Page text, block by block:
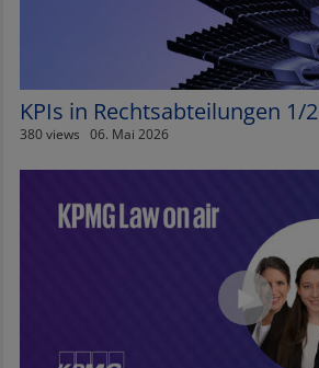
KPIs in Rechtsabteilungen 1/2
380 views 06. Mai 2026